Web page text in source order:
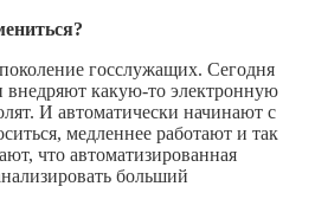
госслужащих. Сегодня
внедряют какую-то электронную
И автоматически начинают с
медленнее работают и так
что автоматизированная
больший